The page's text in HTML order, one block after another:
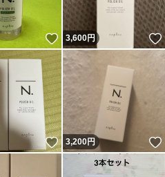
いいね！
3,600円
いいね！
3,200円